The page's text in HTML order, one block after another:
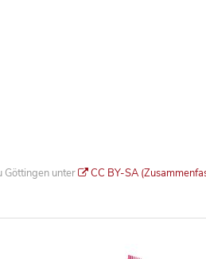
Göttingen unter
CC BY-SA